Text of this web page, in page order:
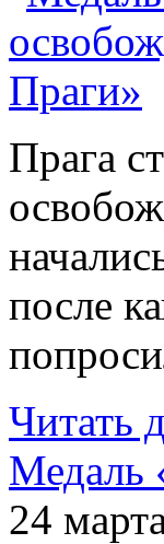
Прага
после
Читать
Медаль
24